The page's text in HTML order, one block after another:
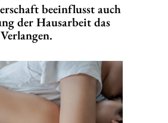
beeinflusst auch
der Hausarbeit das
Verlangen.